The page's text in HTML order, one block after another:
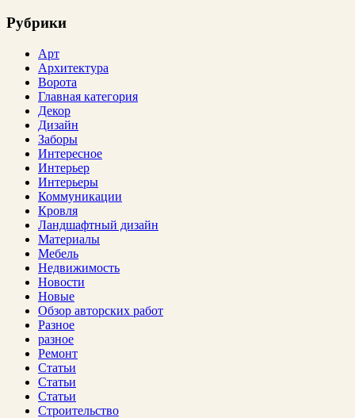
Рубрики
Арт
Архитектура
Ворота
Главная категория
Декор
Дизайн
Заборы
Интересное
Интерьер
Интерьеры
Коммуникации
Кровля
Ландшафтный дизайн
Материалы
Мебель
Недвижимость
Новости
Новые
Обзор авторских работ
Разное
разное
Ремонт
Статьи
Статьи
Статьи
Строительство